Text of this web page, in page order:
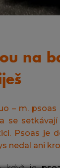
na
– m.
se
Psoas je
nedal ani